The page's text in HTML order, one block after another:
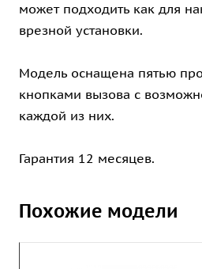
может подходить как для
врезной установки.
Модель оснащена пятью
кнопками вызова с
каждой из них.
Гарантия 12 месяцев.
Похожие модели